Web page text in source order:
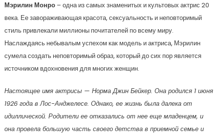
Мэрилин Монро– одна из самых знаменитых и культовых актрис 20
века. Ее завораживающая красота, сексуальность и неповторимый
стиль привлекали миллионы почитателей по всему миру.
Наслаждаясь небывалым успехом как модель и актриса, Мэрилин
сумела создать неповторимый образ, который до сих пор является
источником вдохновения для многих женщин.
Настоящее имя актрисы — Норма Джин Бейкер. Она родился 1 июня
1926 года в Лос-Анджелесе. Однако, ее жизнь была далека от
идиллической. Родители ее отказались от нее еще младенцем, и
она провела большую часть своего детства в приемной семье и